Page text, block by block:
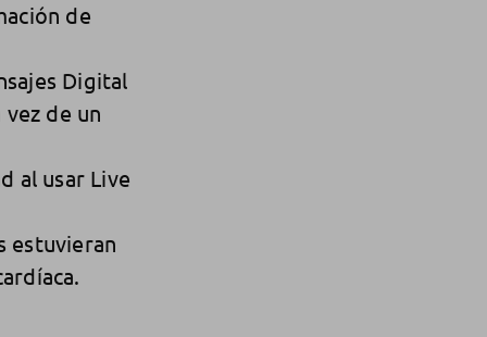
de
Digital
de un
al usar Live
estuvieran